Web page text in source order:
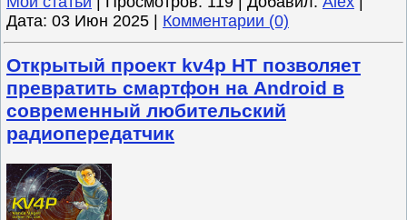
Дата: 03 Июн 2025 Комментарии (0)
Открытый проект kv4p HT позволяет
превратить смартфон на Android в
современный любительский
радиопередатчик